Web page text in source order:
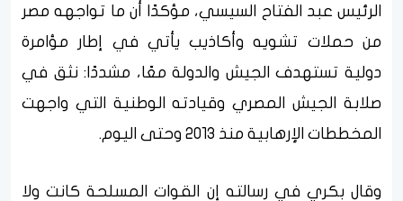
الرئيس عبد الفتاح السيسي، مؤكدًا أن ما تواجهه مصر
من حملات تشويه وأكاذيب يأتي في إطار مؤامرة
دولية تستهدف الجيش والدولة معًا، مشددًا: نثق في
صلابة الجيش المصري وقيادته الوطنية التي واجهت
المخططات الإرهابية منذ 2013 وحتى اليوم.
وقال بكري في رسالته إن القوات المسلحة كانت ولا